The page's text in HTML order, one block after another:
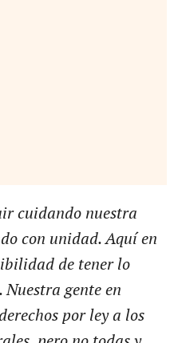
cuidando nuestra
con unidad. Aquí en
de tener lo
Nuestra gente en
por ley a los